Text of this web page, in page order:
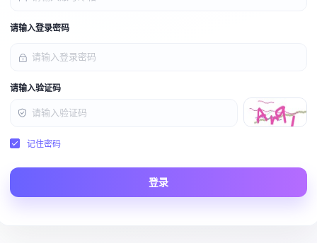
请输入登录密码
请输入验证码
记住密码
登录